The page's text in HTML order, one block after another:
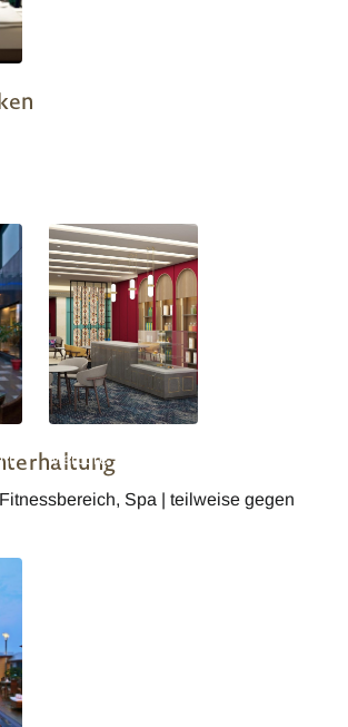
Mercure Tee Lounge
Spa | teilweise gegen